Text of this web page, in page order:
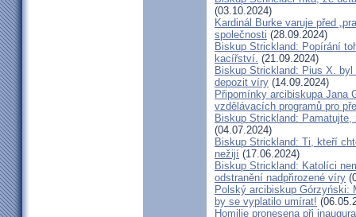
(03.10.2024)
Kardinál Burke varuje před
společnosti (28.09.2024)
Biskup Strickland: Popírání
kacířství. (21.09.2024)
Biskup Strickland: Pius X.
depozit víry (14.09.2024)
Připomínky arcibiskupa Jana
vzdělávacích programů pro
Biskup Strickland:
(04.07.2024)
Biskup Strickland: Ti, kteří
nežijí (17.06.2024)
Biskup Strickland: Katolíci
odstranění nadpřirozené víry
Polský arcibiskup Górzyński:
by se vyplatilo umírat!
Homilie pronesena při